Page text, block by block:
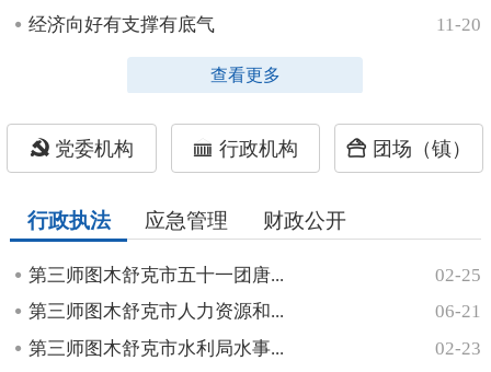
经济向好有支撑有底气
11-20
查看更多
党委机构 行政机构 团场（镇）
行政执法 应急管理 财政公开
第三师图木舒克市五十一团唐...
02-25
第三师图木舒克市人力资源和...
06-21
第三师图木舒克市水利局水事...
02-23